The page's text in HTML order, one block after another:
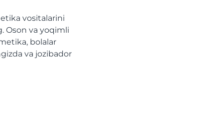
vositalarini
Oson va yoqimli
bolalar
va jozibador